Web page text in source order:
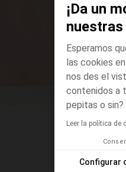
¡Da un
Esperamos
las cookies
nos des el
contenidos a
pepitas o sin?
Leer la política de
Configurar